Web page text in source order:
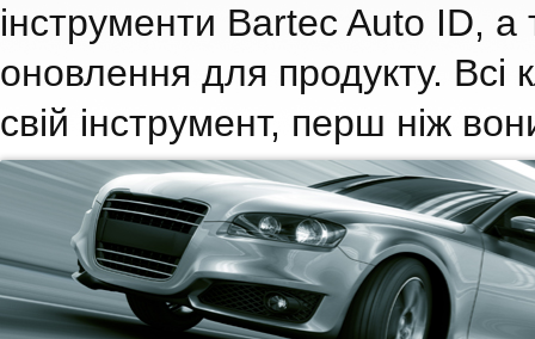
інструменти Bartec Auto ID, а
оновлення для продукту. Всі
свій інструмент, перш ніж